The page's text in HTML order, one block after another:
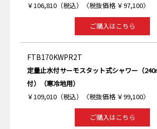
￥106,810（税込）〈税抜価格 ￥97,100〉
ご購入はこちら
FTB170KWPR2T
定量止水付サーモスタット式シャワー（
付）（寒冷地用）
￥109,010（税込）〈税抜価格 ￥99,100〉
ご購入はこちら